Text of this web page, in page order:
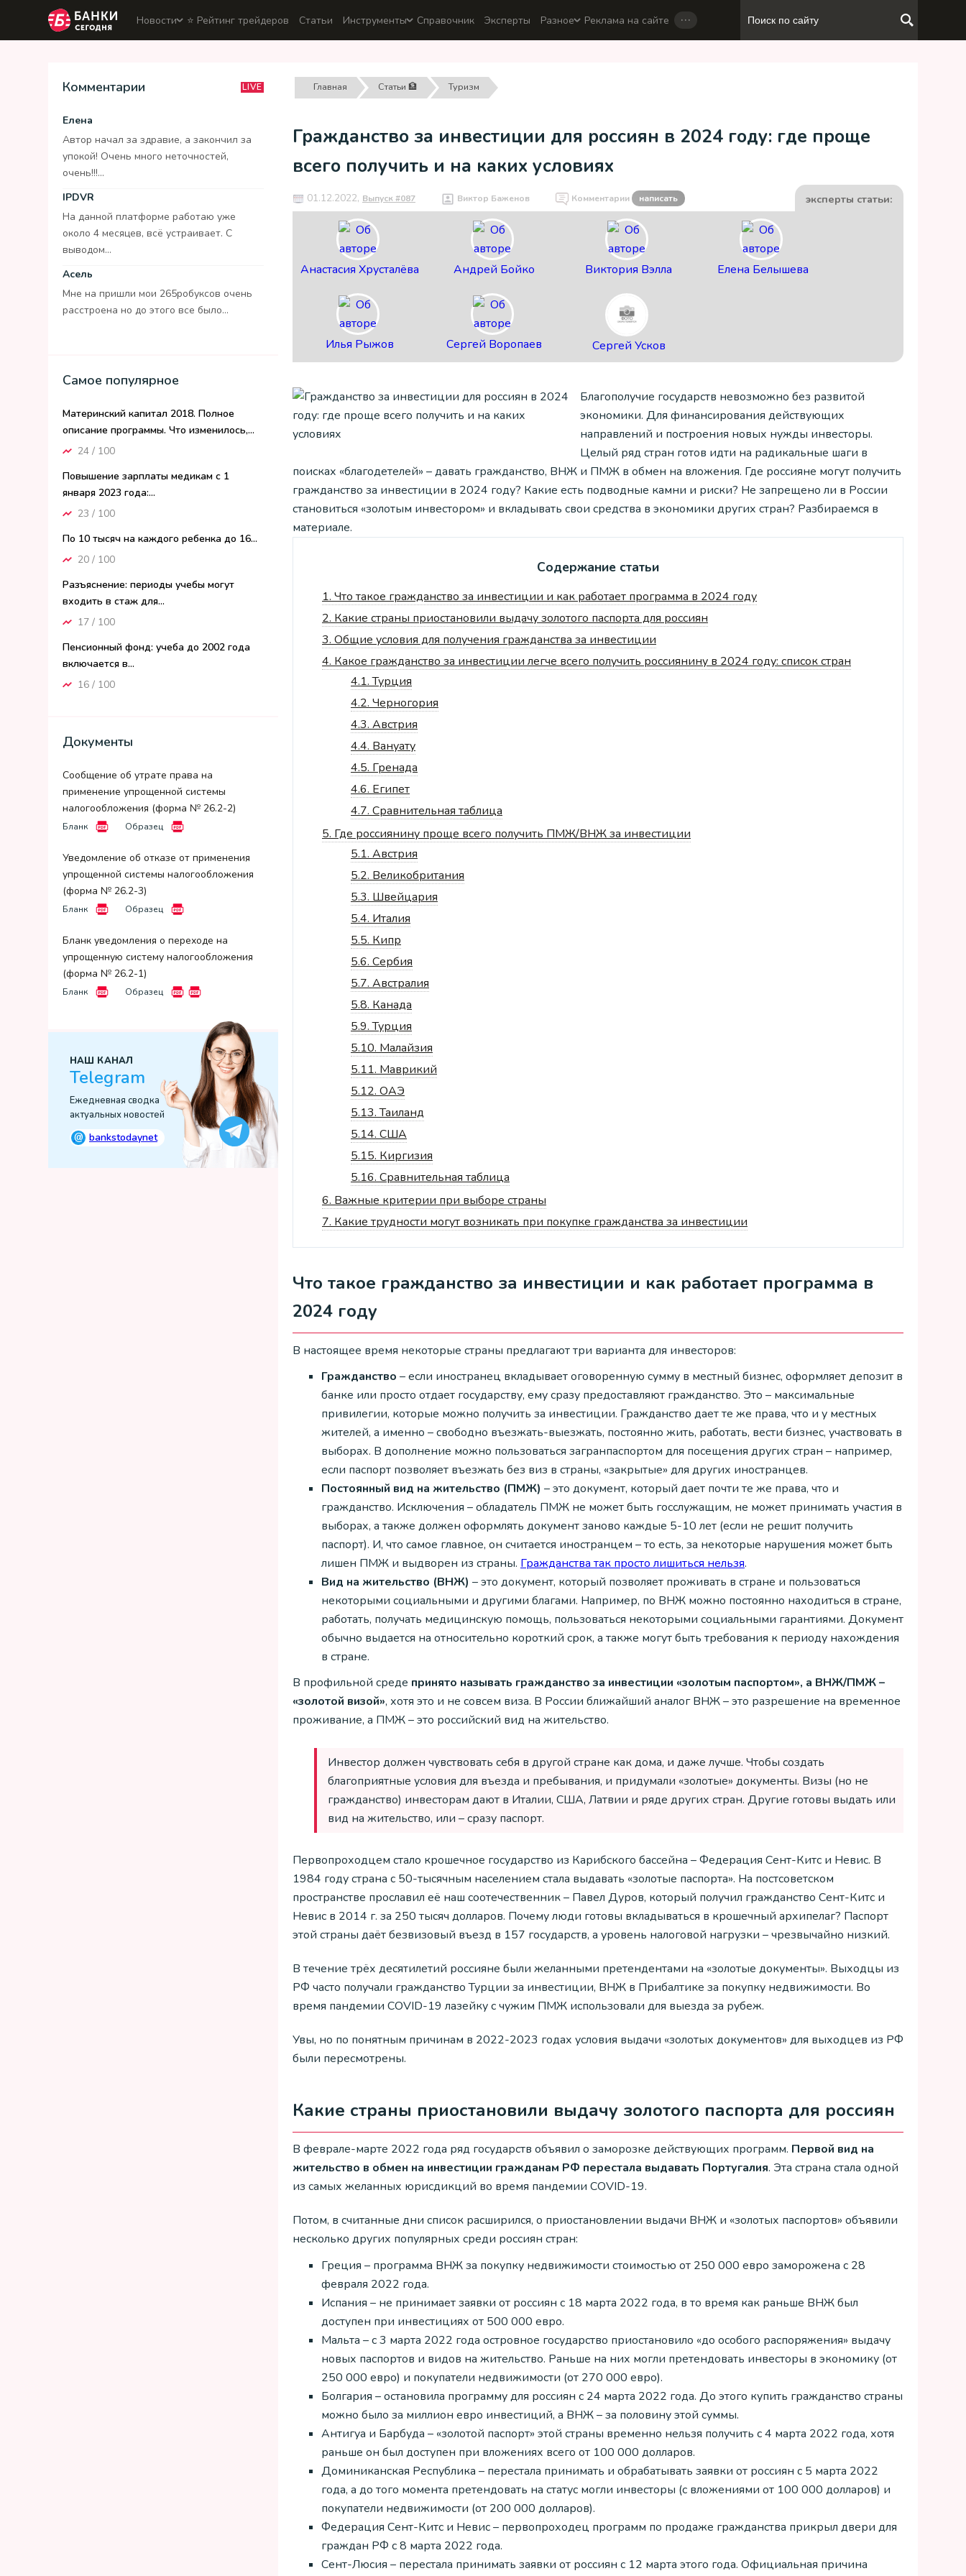
Новости ⭐️ Рейтинг трейдеров Статьи Инструменты Справочник Эксперты Разное Реклама на сайте …
Комментарии LIVE
Елена
Автор начал за здравие, а закончил за
упокой! Очень много неточностей,
очень!!!...
IPDVR
На данной платформе работаю уже
около 4 месяцев, всё устраивает. С
выводом...
Асель
Мне на пришли мои 265робуксов очень
расстроена но до этого все было...
Самое популярное
Материнский капитал 2018. Полное
описание программы. Что изменилось,...
24 / 100
Повышение зарплаты медикам с 1
января 2023 года:...
23 / 100
По 10 тысяч на каждого ребенка до 16...
20 / 100
Разъяснение: периоды учебы могут
входить в стаж для...
17 / 100
Пенсионный фонд: учеба до 2002 года
включается в...
16 / 100
Документы
Сообщение об утрате права на
применение упрощенной системы
налогообложения (форма № 26.2-2)
Бланк Образец
Уведомление об отказе от применения
упрощенной системы налогообложения
(форма № 26.2-3)
Бланк Образец
Бланк уведомления о переходе на
упрощенную систему налогообложения
(форма № 26.2-1)
Бланк Образец
НАШ КАНАЛ
Telegram
Ежедневная сводка
актуальных новостей
@ bankstodaynet
Главная Статьи 🏦 Туризм
Гражданство за инвестиции для россиян в 2024 году: где проще
всего получить и на каких условиях
01.12.2022, Выпуск #087 Виктор Баженов Комментарии написать эксперты статьи:
Анастасия Хрусталёва Андрей Бойко Виктория Вэлла Елена Белышева
Илья Рыжов Сергей Воропаев Сергей Усков
Благополучие государств невозможно без развитой
экономики. Для финансирования действующих
направлений и построения новых нужды инвесторы.
Целый ряд стран готов идти на радикальные шаги в
поисках «благодетелей» – давать гражданство, ВНЖ и ПМЖ в обмен на вложения. Где россияне могут получить
гражданство за инвестиции в 2024 году? Какие есть подводные камни и риски? Не запрещено ли в России
становиться «золотым инвестором» и вкладывать свои средства в экономики других стран? Разбираемся в
материале.
Содержание статьи
1. Что такое гражданство за инвестиции и как работает программа в 2024 году
2. Какие страны приостановили выдачу золотого паспорта для россиян
3. Общие условия для получения гражданства за инвестиции
4. Какое гражданство за инвестиции легче всего получить россиянину в 2024 году: список стран
4.1.Турция
4.2. Черногория
4.3. Австрия
4.4. Вануату
4.5. Гренада
4.6. Египет
4.7. Сравнительная таблица
5. Где россиянину проще всего получить ПМЖ/ВНЖ за инвестиции
5.1. Австрия
5.2. Великобритания
5.3. Швейцария
5.4. Италия
5.5. Кипр
5.6. Сербия
5.7. Австралия
5.8. Канада
5.9.Турция
5.10. Малайзия
5.11. Маврикий
5.12. ОАЭ
5.13.Таиланд
5.14. США
5.15. Киргизия
5.16. Сравнительная таблица
6. Важные критерии при выборе страны
7. Какие трудности могут возникать при покупке гражданства за инвестиции
Что такое гражданство за инвестиции и как работает программа в
2024 году
В настоящее время некоторые страны предлагают три варианта для инвесторов:
Гражданство – если иностранец вкладывает оговоренную сумму в местный бизнес, оформляет депозит в
банке или просто отдает государству, ему сразу предоставляют гражданство. Это – максимальные
привилегии, которые можно получить за инвестиции. Гражданство дает те же права, что и у местных
жителей, а именно – свободно въезжать-выезжать, постоянно жить, работать, вести бизнес, участвовать в
выборах. В дополнение можно пользоваться загранпаспортом для посещения других стран – например,
если паспорт позволяет въезжать без виз в страны, «закрытые» для других иностранцев.
Постоянный вид на жительство (ПМЖ) – это документ, который дает почти те же права, что и
гражданство. Исключения – обладатель ПМЖ не может быть госслужащим, не может принимать участия в
выборах, а также должен оформлять документ заново каждые 5-10 лет (если не решит получить
паспорт). И, что самое главное, он считается иностранцем – то есть, за некоторые нарушения может быть
лишен ПМЖ и выдворен из страны. Гражданства так просто лишиться нельзя.
Вид на жительство (ВНЖ) – это документ, который позволяет проживать в стране и пользоваться
некоторыми социальными и другими благами. Например, по ВНЖ можно постоянно находиться в стране,
работать, получать медицинскую помощь, пользоваться некоторыми социальными гарантиями. Документ
обычно выдается на относительно короткий срок, а также могут быть требования к периоду нахождения
в стране.
В профильной среде принято называть гражданство за инвестиции «золотым паспортом», а ВНЖ/ПМЖ –
«золотой визой», хотя это и не совсем виза. В России ближайший аналог ВНЖ – это разрешение на временное
проживание, а ПМЖ – это российский вид на жительство.
Инвестор должен чувствовать себя в другой стране как дома, и даже лучше. Чтобы создать
благоприятные условия для въезда и пребывания, и придумали «золотые» документы. Визы (но не
гражданство) инвесторам дают в Италии, США, Латвии и ряде других стран. Другие готовы выдать или
вид на жительство, или – сразу паспорт.
Первопроходцем стало крошечное государство из Карибского бассейна – Федерация Сент-Китс и Невис. В
1984 году страна с 50-тысячным населением стала выдавать «золотые паспорта». На постсоветском
пространстве прославил её наш соотечественник – Павел Дуров, который получил гражданство Сент-Китс и
Невис в 2014 г. за 250 тысяч долларов. Почему люди готовы вкладываться в крошечный архипелаг? Паспорт
этой страны даёт безвизовый въезд в 157 государств, а уровень налоговой нагрузки – чрезвычайно низкий.
В течение трёх десятилетий россияне были желанными претендентами на «золотые документы». Выходцы из
РФ часто получали гражданство Турции за инвестиции, ВНЖ в Прибалтике за покупку недвижимости. Во
время пандемии COVID-19 лазейку с чужим ПМЖ использовали для выезда за рубеж.
Увы, но по понятным причинам в 2022-2023 годах условия выдачи «золотых документов» для выходцев из РФ
были пересмотрены.
Какие страны приостановили выдачу золотого паспорта для россиян
В феврале-марте 2022 года ряд государств объявил о заморозке действующих программ. Первой вид на
жительство в обмен на инвестиции гражданам РФ перестала выдавать Португалия. Эта страна стала одной
из самых желанных юрисдикций во время пандемии COVID-19.
Потом, в считанные дни список расширился, о приостановлении выдачи ВНЖ и «золотых паспортов» объявили
несколько других популярных среди россиян стран:
Греция – программа ВНЖ за покупку недвижимости стоимостью от 250 000 евро заморожена с 28
февраля 2022 года.
Испания – не принимает заявки от россиян с 18 марта 2022 года, в то время как раньше ВНЖ был
доступен при инвестициях от 500 000 евро.
Мальта – с 3 марта 2022 года островное государство приостановило «до особого распоряжения» выдачу
новых паспортов и видов на жительство. Раньше на них могли претендовать инвесторы в экономику (от
250 000 евро) и покупатели недвижимости (от 270 000 евро).
Болгария – остановила программу для россиян с 24 марта 2022 года. До этого купить гражданство страны
можно было за миллион евро инвестиций, а ВНЖ – за половину этой суммы.
Антигуа и Барбуда – «золотой паспорт» этой страны временно нельзя получить с 4 марта 2022 года, хотя
раньше он был доступен при вложениях всего от 100 000 долларов.
Доминиканская Республика – перестала принимать и обрабатывать заявки от россиян с 5 марта 2022
года, а до того момента претендовать на статус могли инвесторы (с вложениями от 100 000 долларов) и
покупатели недвижимости (от 200 000 долларов).
Федерация Сент-Китс и Невис – первопроходец программ по продаже гражданства прикрыл двери для
граждан РФ с 8 марта 2022 года.
Сент-Люсия – перестала принимать заявки от россиян с 12 марта этого года. Официальная причина